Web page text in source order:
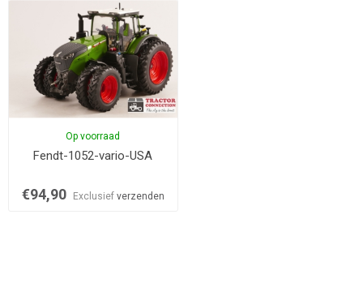
Op voorraad
Fendt-1052-vario-USA
€94,90 Exclusief verzenden